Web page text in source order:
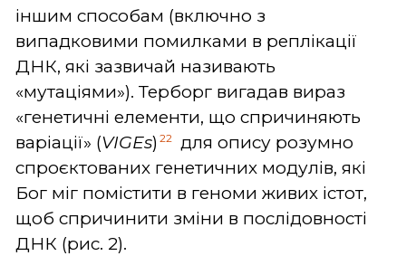
іншим способам (включно з
випадковими помилками в реплікації
ДНК, які зазвичай називають
«мутаціями»). Терборг вигадав вираз
«генетичні елементи, що спричиняють
варіації» (VIGEs) 22 для опису розумно
спроєктованих генетичних модулів, які
Бог міг помістити в геноми живих істот,
щоб спричинити зміни в послідовності
ДНК (рис. 2).